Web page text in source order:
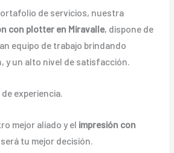
de servicios, nuestra
con plotter en Miravalle, dispone de
equipo de trabajo brindando
y un alto nivel de satisfacción.
experiencia.
mejor aliado y el impresión con
tu mejor decisión.